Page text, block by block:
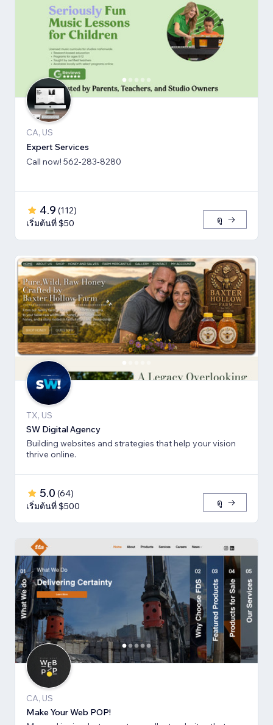
CA, US
Expert Services
Call now! 562-283-8280
4.9 (112)
เริ่มต้นที่ $50
ดู
TX, US
SW Digital Agency
Building websites and strategies that help your vision
thrive online.
5.0 (64)
เริ่มต้นที่ $500
ดู
CA, US
Make Your Web POP!